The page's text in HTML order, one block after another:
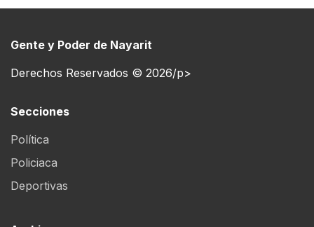
Gente y Poder de Nayarit
Derechos Reservados © 2026/p>
Secciones
Política
Policiaca
Deportivas